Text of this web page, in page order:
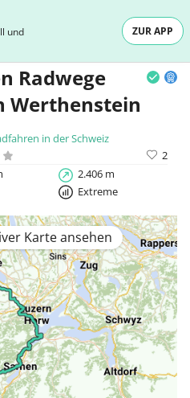
und
ZUR APP
Radwege
Werthenstein
in der Schweiz
2
2.406 m
Extreme
Karte ansehen